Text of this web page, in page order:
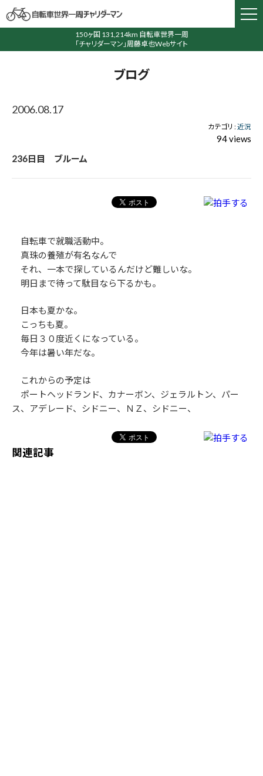
150ヶ国 131,214km 自転車世界一周
「チャリダーマン」周藤卓也Webサイト
ブログ
2006.08.17
カテゴリ :近況
94 views
236日目 ブルーム
自転車で就職活動中。
真珠の養殖が有名なんで
それ、一本で探しているんだけど難しいな。
明日まで待って駄目なら下るかも。
日本も夏かな。
こっちも夏。
毎日３０度近くになっている。
今年は暑い年だな。
これからの予定は
ポートヘッドランド、カナーボン、ジェラルトン、パー
ス、アデレード、シドニー、ＮＺ、シドニー、
関連記事